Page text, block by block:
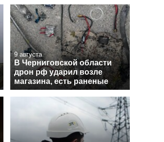
9 августа
В Черниговской области
дрон рф ударил возле
магазина, есть раненые